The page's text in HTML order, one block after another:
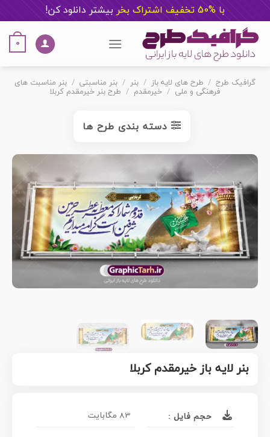
با %50 تخفیف اشتراک بخر بیشتر دانلود کن!
content
0
گرافیک طرح / طرح های لایه باز / بنر / بنر مناسبتی / بنر مناسبت های
فرهنگی و ملی / خیرمقدم / طرح بنر خیرمقدم کربلا
دسته بندی طرح ها
بنر لایه باز خیرمقدم کربلا
حجم فایل : 83 مگابایت